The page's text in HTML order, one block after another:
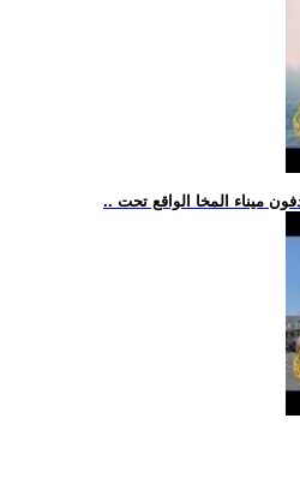
ميناء المخا الواقع تحت